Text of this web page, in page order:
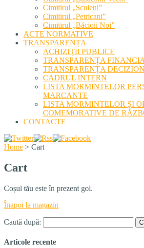
Cimitirul „Sculeni”
Cimitirul „Petricani”
Cimitirul „Băcioii Noi”
ACTE NORMATIVE
TRANSPARENȚA
ACHIZIȚII PUBLICE
TRANSPARENȚA
TRANSPARENȚA
CADRUL INTERN
LISTA MORMINTELOR
MARCANTE
LISTA MORMINTELOR ȘI
COMEMORATIVE DE
CONTACTE
Home > Cart
Cart
Coșul tău este în prezent gol.
Înapoi la magazin
Caută după:
Articole recente